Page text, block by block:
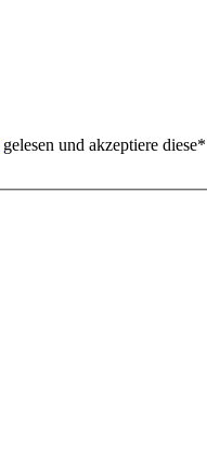
gelesen und akzeptiere diese*